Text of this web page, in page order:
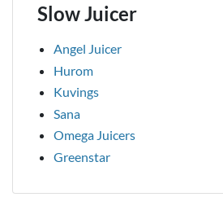
Slow Juicer
Angel Juicer
Hurom
Kuvings
Sana
Omega Juicers
Greenstar